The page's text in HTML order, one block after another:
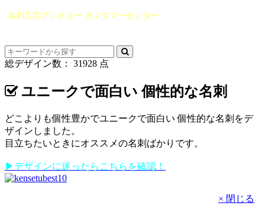
名刺広芸アンドユー カスタマーセンター
総デザイン数： 31928 点
ユニークで面白い 個性的な名刺
どこよりも個性豊かでユニークで面白い 個性的な名刺をデ
ザインしました。
目立ちたいときにオススメの名刺ばかりです。
▶デザインに迷ったらこちらを確認！
× 閉じる